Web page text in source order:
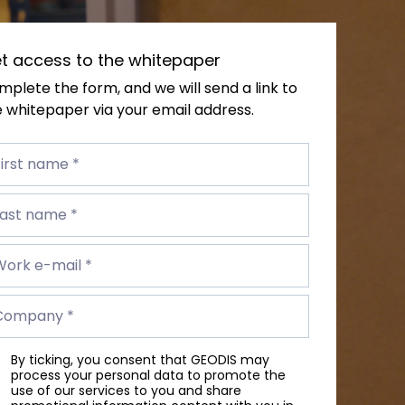
access to the whitepaper
the form, and we will send a link to
whitepaper via your email address.
name *
name *
e-mail *
*
By ticking, you consent that GEODIS may
process your personal data to promote the
use of our services to you and share